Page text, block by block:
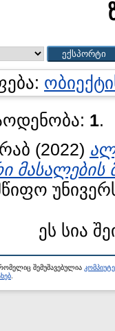
1.
(2022)
მასალების
ეს სია
შემუშავებულია